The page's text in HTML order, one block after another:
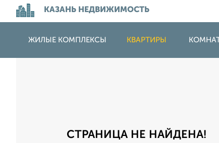
КАЗАНЬ НЕДВИЖИМОСТЬ
ЖИЛЫЕ КОМПЛЕКСЫ КВАРТИРЫ
СТРАНИЦА НЕ НАЙДЕНА!